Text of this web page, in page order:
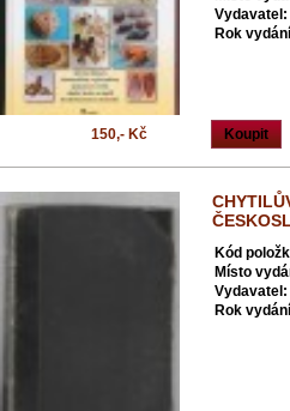
Vydavatel:
Rok
Koupit
150,- Kč
Kód
Místo
Vydavatel:
Rok